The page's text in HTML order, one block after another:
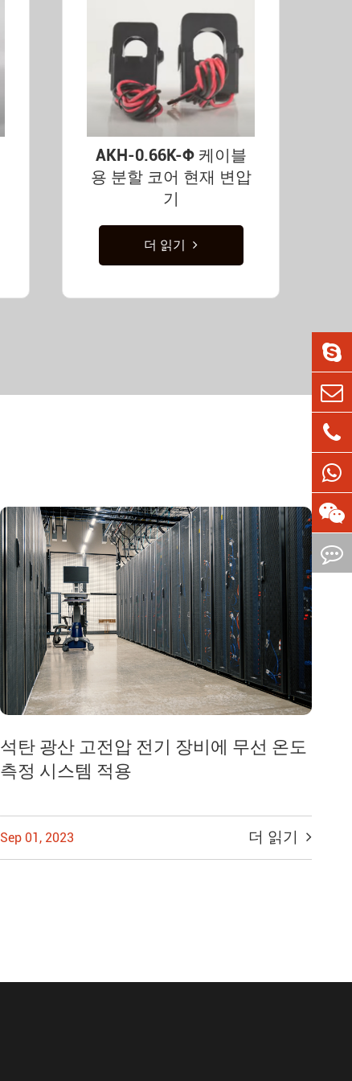
AKH-0.66K-Φ 케이블
용 분할 코어 현재 변압
기
더 읽기
석탄 광산 고전압 전기 장비에 무선 온도
측정 시스템 적용
Sep 01, 2023 더 읽기